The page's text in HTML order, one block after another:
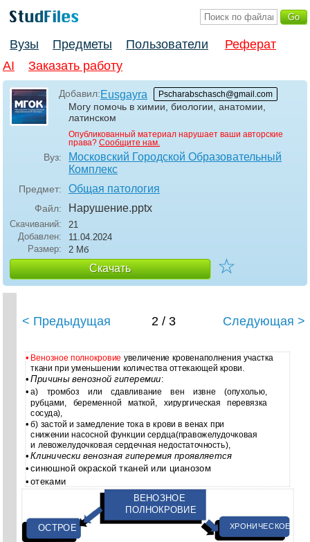
Вузы Предметы Пользователи
Реферат
AI
Заказать работу
Добавил:Eusgayra Pscharabschasch@gmail.com
Могу помочь в химии, биологии, анатомии,
латинском
Опубликованный материал нарушает ваши авторские
права? Сообщите нам.
Вуз:
Московский Городской Образовательный
Комплекс
Предмет: Общая патология
Файл: Нарушение.pptx
Скачиваний:
21
Добавлен:
11.04.2024
Размер:
2 Мб
Скачать ☆
< Предыдущая 2 / 3 Следующая >
• Венозное полнокровие увеличение кровенаполнения участка
ткани при уменьшении количества оттекающей крови.
• Причины венозной гиперемии:
• а) тромбоз или сдавливание вен извне (опухолью,
рубцами, беременной маткой, хирургическая перевязка
сосуда),
• б) застой и замедление тока в крови в венах при
снижении насосной функции сердца(правожелудочковая
и левожелудочковая сердечная недостаточность),
• Клинически венозная гиперемия проявляется
• синюшной окраской тканей или цианозом
• отеками
ОСТРОЕ
ВЕНОЗНОЕ
ПОЛНОКРОВИЕ
ХРОНИЧЕСКОЕ